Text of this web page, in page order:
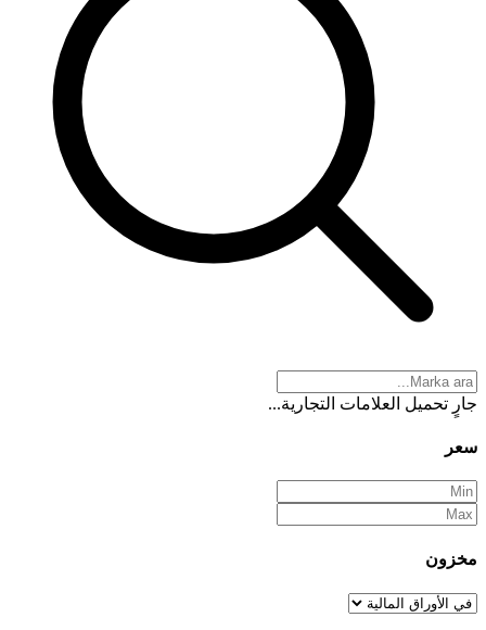
جارٍ تحميل العلامات التجارية...
سعر
مخزون